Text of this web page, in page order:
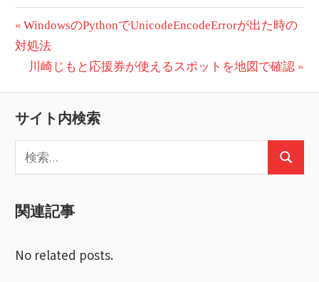
投
稿
ビ
ゲ
ー
ョ
ン
前
の
投
WindowsのPythonでUnicodeEncodeErrorが出た時の
対処法
次
稿:
川崎じもと応援券が使えるスポットを地図で確認
サイト内検索
索:
検
関連記事
No related posts.